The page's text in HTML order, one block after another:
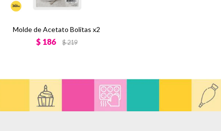
Molde de Acetato Bolitas x2
$ 186 $219